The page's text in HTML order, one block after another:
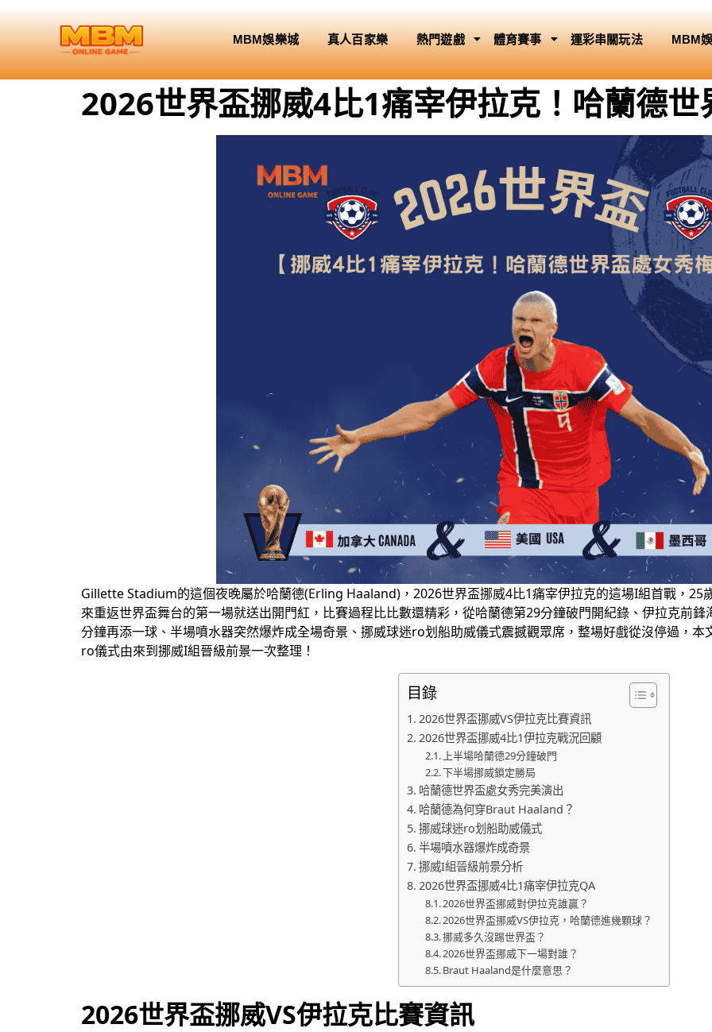
MBM娛樂城 真人百家樂 熱門遊戲 體育賽事 運彩串關玩法 MBM
2026世界盃挪威4比1痛宰伊拉克！哈蘭德
Gillette Stadium的這個夜晚屬於哈蘭德(Erling Haaland)，2026世界盃挪威4比1痛宰伊拉克的這場I組首戰，25
來重返世界盃舞台的第一場就送出開門紅，比賽過程比比數還精彩，從哈蘭德第29分鐘破門開紀錄、伊拉克前
分鐘再添一球、半場噴水器突然爆炸成全場奇景、挪威球迷ro划船助威儀式震撼觀眾席，整場好戲從沒停過，
ro儀式由來到挪威I組晉級前景一次整理！
目錄
2026世界盃挪威VS伊拉克比賽資訊
2026世界盃挪威4比1伊拉克戰況回顧
上半場哈蘭德29分鐘破門
下半場挪威鎖定勝局
哈蘭德世界盃處女秀完美演出
哈蘭德為何穿Braut Haaland？
挪威球迷ro划船助威儀式
半場噴水器爆炸成奇景
挪威I組晉級前景分析
2026世界盃挪威4比1痛宰伊拉克QA
2026世界盃挪威對伊拉克誰贏？
2026世界盃挪威VS伊拉克，哈蘭德進幾顆球？
挪威多久沒踢世界盃？
2026世界盃挪威下一場對誰？
Braut Haaland是什麼意思？
2026世界盃挪威VS伊拉克比賽資訊